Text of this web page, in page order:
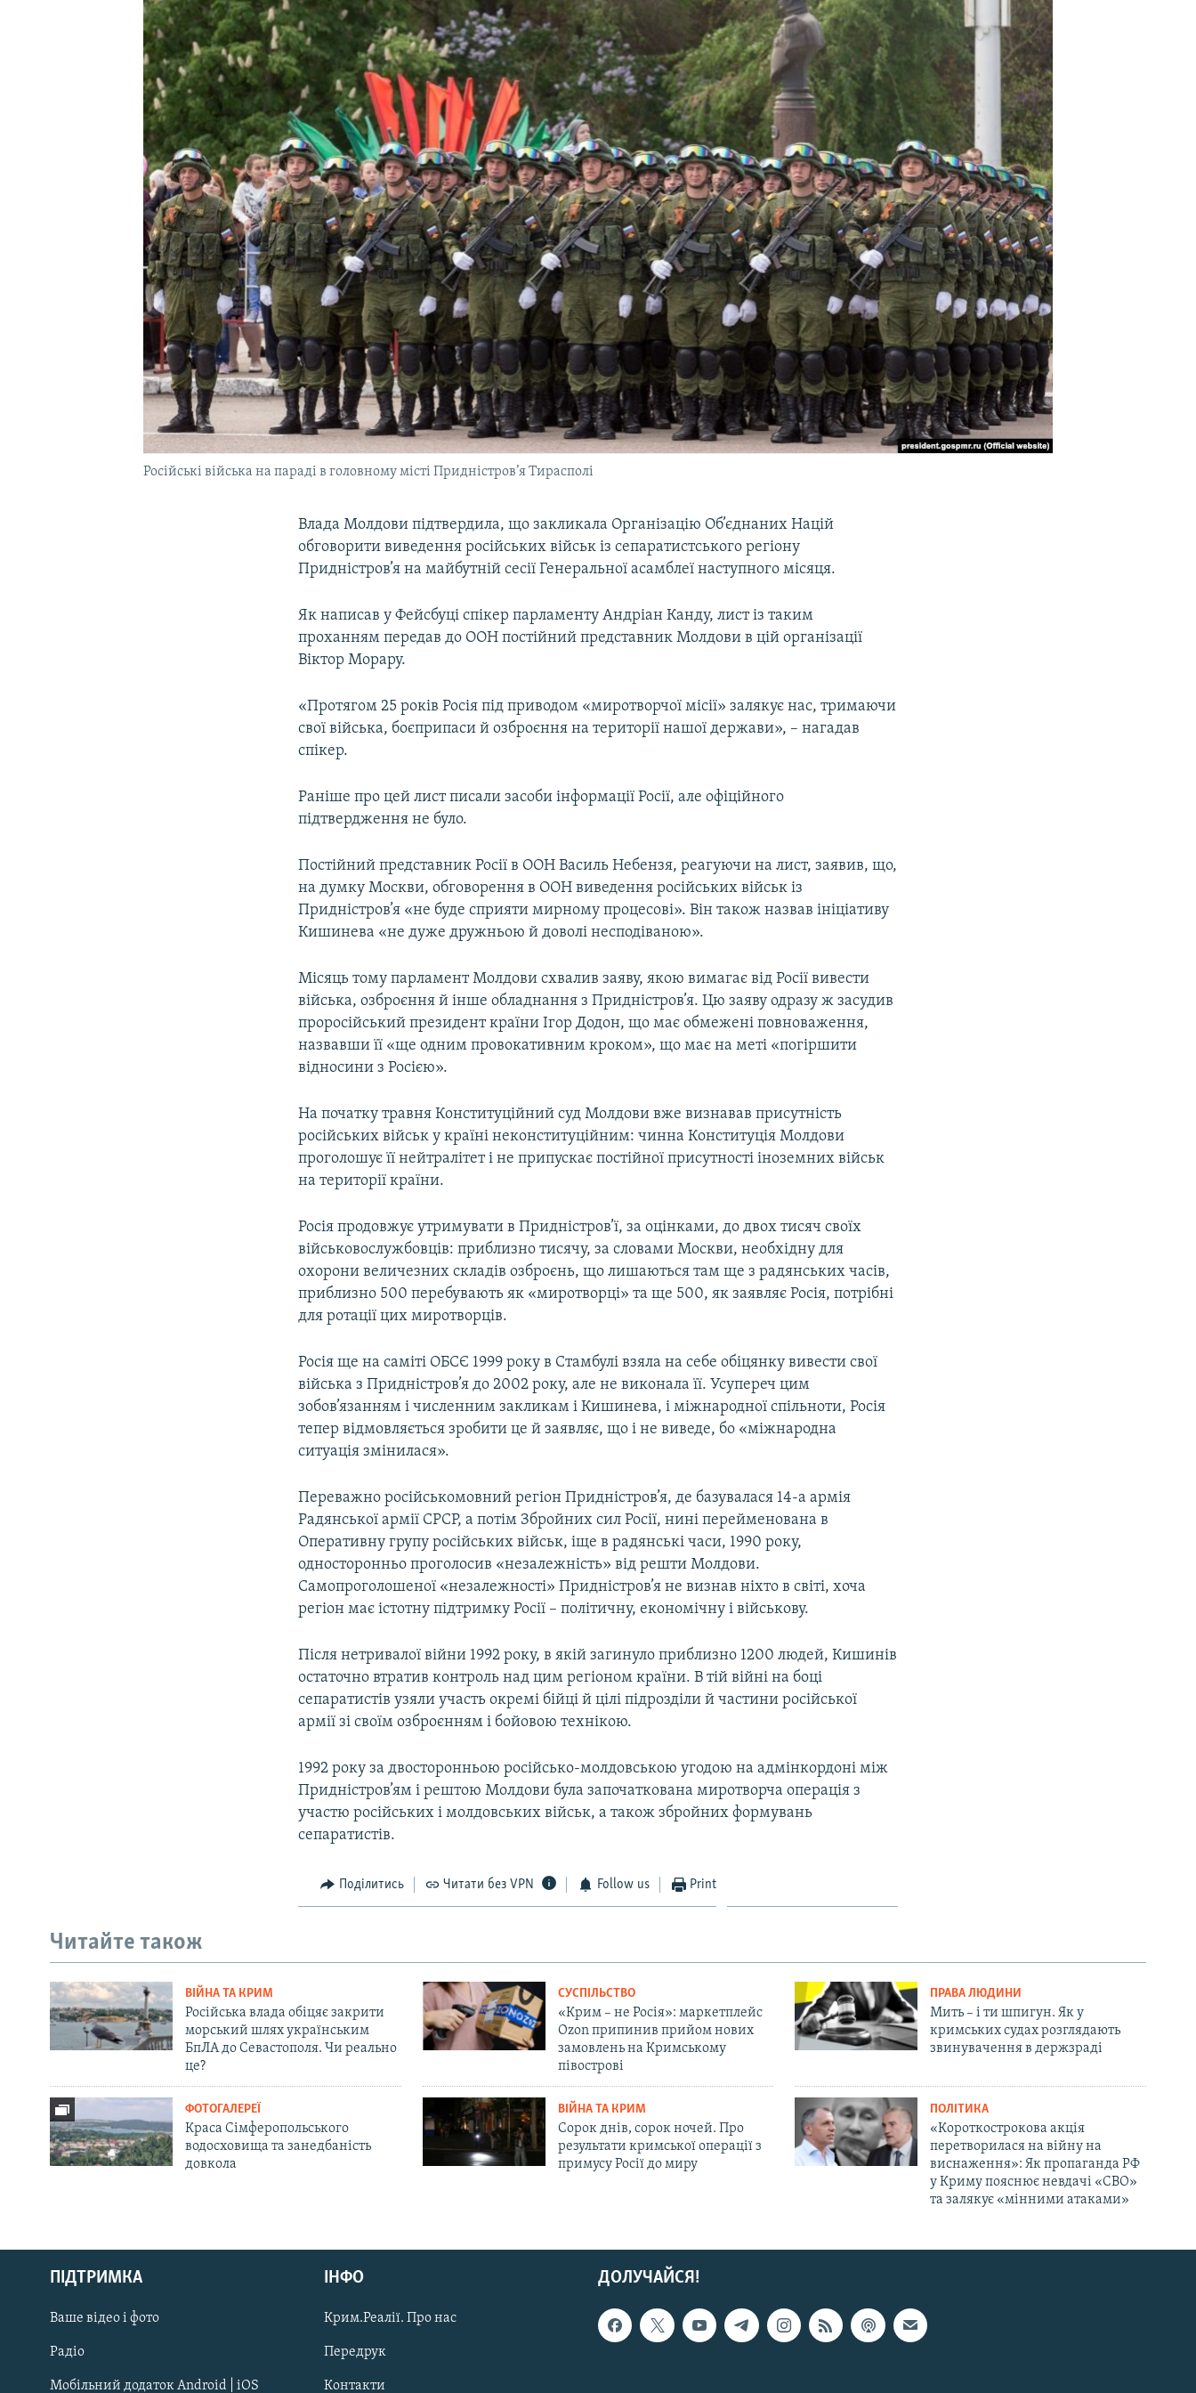
УКРАЇНСЬКА ПРОБЛЕМА КРИМУ
Русский
Qırımtatar
ДОЛУЧАЙСЯ!
Російські війська на параді в головному місті Придністров’я Тирасполі
Влада Молдови підтвердила, що закликала Організацію Об’єднаних Націй
обговорити виведення російських військ із сепаратистського регіону
Придністров’я на майбутній сесії Генеральної асамблеї наступного місяця.
Як написав у Фейсбуці спікер парламенту Андріан Канду, лист із таким
проханням передав до ООН постійний представник Молдови в цій організації
Віктор Морару.
«Протягом 25 років Росія під приводом «миротворчої місії» залякує нас, тримаючи
свої війська, боєприпаси й озброєння на території нашої держави», – нагадав
спікер.
Раніше про цей лист писали засоби інформації Росії, але офіційного
підтвердження не було.
Постійний представник Росії в ООН Василь Небензя, реагуючи на лист, заявив, що,
на думку Москви, обговорення в ООН виведення російських військ із
Придністров’я «не буде сприяти мирному процесові». Він також назвав ініціативу
Кишинева «не дуже дружньою й доволі несподіваною».
Місяць тому парламент Молдови схвалив заяву, якою вимагає від Росії вивести
війська, озброєння й інше обладнання з Придністров’я. Цю заяву одразу ж засудив
проросійський президент країни Ігор Додон, що має обмежені повноваження,
назвавши її «ще одним провокативним кроком», що має на меті «погіршити
відносини з Росією».
На початку травня Конституційний суд Молдови вже визнавав присутність
російських військ у країні неконституційним: чинна Конституція Молдови
проголошує її нейтралітет і не припускає постійної присутності іноземних військ
на території країни.
Росія продовжує утримувати в Придністров’ї, за оцінками, до двох тисяч своїх
військовослужбовців: приблизно тисячу, за словами Москви, необхідну для
охорони величезних складів озброєнь, що лишаються там ще з радянських часів,
приблизно 500 перебувають як «миротворці» та ще 500, як заявляє Росія, потрібні
для ротації цих миротворців.
Росія ще на саміті ОБСЄ 1999 року в Стамбулі взяла на себе обіцянку вивести свої
війська з Придністров’я до 2002 року, але не виконала її. Усупереч цим
зобов’язанням і численним закликам і Кишинева, і міжнародної спільноти, Росія
тепер відмовляється зробити це й заявляє, що і не виведе, бо «міжнародна
ситуація змінилася».
Переважно російськомовний регіон Придністров’я, де базувалася 14-а армія
Радянської армії СРСР, а потім Збройних сил Росії, нині перейменована в
Оперативну групу російських військ, іще в радянські часи, 1990 року,
односторонньо проголосив «незалежність» від решти Молдови.
Самопроголошеної «незалежності» Придністров’я не визнав ніхто в світі, хоча
регіон має істотну підтримку Росії – політичну, економічну і військову.
Після нетривалої війни 1992 року, в якій загинуло приблизно 1200 людей, Кишинів
остаточно втратив контроль над цим регіоном країни. В тій війні на боці
сепаратистів узяли участь окремі бійці й цілі підрозділи й частини російської
армії зі своїм озброєнням і бойовою технікою.
1992 року за двосторонньою російсько-молдовською угодою на адмінкордоні між
Придністров’ям і рештою Молдови була започаткована миротворча операція з
участю російських і молдовських військ, а також збройних формувань
сепаратистів.
Поділитись Читати без VPN Follow us Print
Читайте також
ВІЙНА ТА КРИМ
Російська влада обіцяє закрити
морський шлях українським
БпЛА до Севастополя. Чи реально
це?
СУСПІЛЬСТВО
«Крим – не Росія»: маркетплейс
Ozon припинив прийом нових
замовлень на Кримському
півострові
ПРАВА ЛЮДИНИ
Мить – і ти шпигун. Як у
кримських судах розглядають
звинувачення в держзраді
ФОТОГАЛЕРЕЇ
Краса Сімферопольського
водосховища та занедбаність
довкола
ВІЙНА ТА КРИМ
Сорок днів, сорок ночей. Про
результати кримської операції з
примусу Росії до миру
ПОЛІТИКА
«Короткострокова акція
перетворилася на війну на
виснаження»: Як пропаганда РФ
у Криму пояснює невдачі «СВО»
та залякує «мінними атаками»
ДОЛУЧАЙСЯ!
ПІДТРИМКА
Ваше відео і фото
Радіо
Мобільний додаток Android | iOS
ІНФО
Крим.Реалії. Про нас
Передрук
Контакти